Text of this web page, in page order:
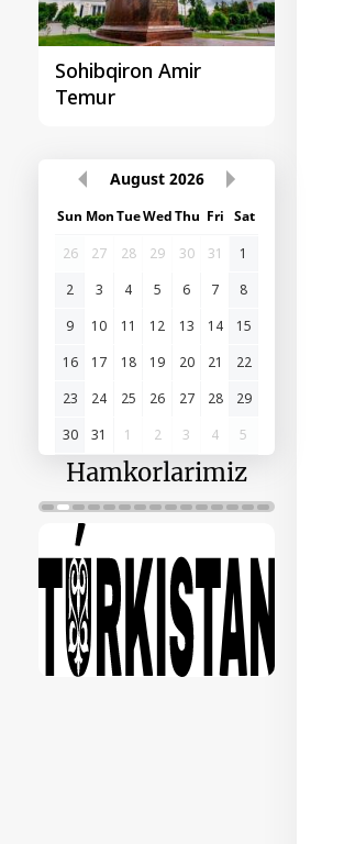
Sohibqiron Amir
Temur
August 2026
Sun MonTueWedThu Fri Sat
26
27 28 29 30 31
1
2
3 4 5 6 7
8
9
10 11 12 13 14
15
16
17 18 19 20 21
22
23
24 25 26 27 28
29
30
31 1 2 3 4 5
Hamkorlarimiz